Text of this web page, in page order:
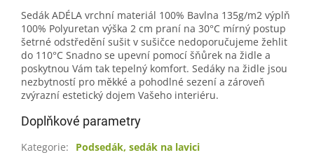
Sedák ADÉLA vrchní materiál 100% Bavlna 135g/m2 výplň
100% Polyuretan výška 2 cm praní na 30°C mírný postup
šetrné odstředění sušit v sušičce nedoporučujeme žehlit
do 110°C Snadno se upevní pomocí šňůrek na židle a
poskytnou Vám tak tepelný komfort. Sedáky na židle jsou
nezbytností pro měkké a pohodlné sezení a zároveň
zvýrazní estetický dojem Vašeho interiéru.
Doplňkové parametry
Kategorie:
Podsedák, sedák na lavici